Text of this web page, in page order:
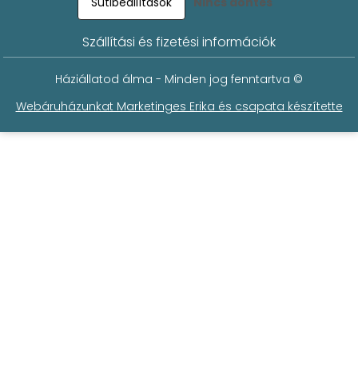
Szállítási és fizetési információk
Háziállatod álma - Minden jog fenntartva ©
Webáruházunkat Marketinges Erika és csapata készítette